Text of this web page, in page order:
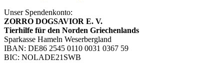
Unser Spendenkonto:
ZORRO DOGSAVIOR E. V.
Tierhilfe für den Norden Griechenlands
Sparkasse Hameln Weserbergland
IBAN: DE86 2545 0110 0031 0367 59
BIC: NOLADE21SWB